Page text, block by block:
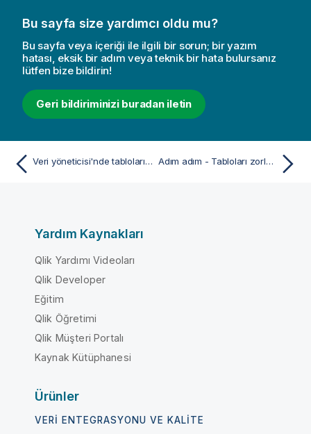
Bu sayfa size yardımcı oldu mu?
Bu sayfa veya içeriği ile ilgili bir sorun; bir yazım
hatası, eksik bir adım veya teknik bir hata bulursanız
lütfen bize bildirin!
Geri bildiriminizi buradan iletin
Veri yöneticisi'nde tabloları birleştirme Adım adım - Tabloları zorlamalı birleştirme kullanarak birleştirme
Yardım Kaynakları
Qlik Yardımı Videoları
Qlik Developer
Eğitim
Qlik Öğretimi
Qlik Müşteri Portalı
Kaynak Kütüphanesi
Ürünler
VERI ENTEGRASYONU VE KALITE